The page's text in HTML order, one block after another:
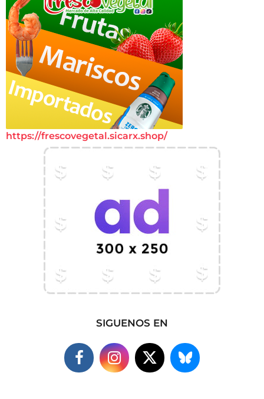
https://frescovegetal.sicarx.shop/
SIGUENOS EN